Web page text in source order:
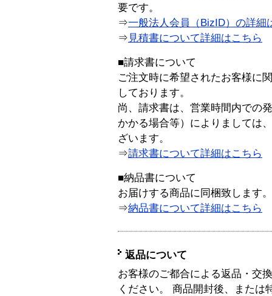
要です。
⇒一般法人会員（BizID）の詳細
⇒ 見積書について詳細はこちら
■請求書について
ご注文時に希望されたお客様に
しております。
尚、請求書は、営業時間内での
かかる場合等）によりましては
ざいます。
⇒請求書について詳細はこちら
■納品書について
お届けする商品に同梱致します。
⇒納品書について詳細はこちら
返品について
お客様のご都合による返品・交
ください。 商品開封後、または